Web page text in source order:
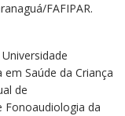
FAFIPAR.
Saúde da Criança
de
Fonoaudiologia da